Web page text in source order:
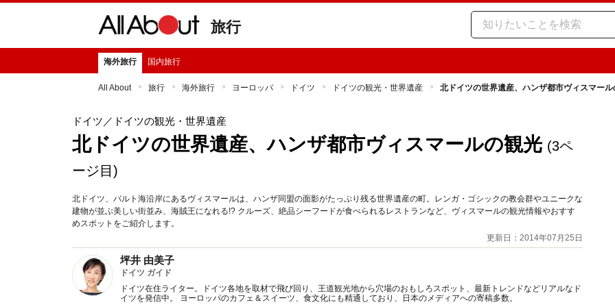
旅行
海外旅行 国内旅行
All About 旅行 海外旅行 ヨーロッパ ドイツ ドイツの観光・世界遺産 北ドイツの世界遺産、ハンザ都市ヴィスマール
ドイツ ／ドイツの観光・世界遺産
北ドイツの世界遺産、ハンザ都市ヴィスマールの観光 (3ペ
ージ目)
北ドイツ、バルト海沿岸にあるヴィスマールは、ハンザ同盟の面影がたっぷり残る世界遺産の町。レンガ・ゴシックの教会群やユニークな
建物が並ぶ美しい街並み、海賊王になれる!? クルーズ、絶品シーフードが食べられるレストランなど、ヴィスマールの観光情報やおすす
めスポットをご紹介します。
更新日：2014年07月25日
坪井 由美子
ドイツ ガイド
ドイツ在住ライター。ドイツ各地を取材で飛び回り、王道観光地から穴場のおもしろスポット、最新トレンドなどリアルなド
イツを発信中。 ヨーロッパのカフェ＆スイーツ、食文化にも精通しており、日本のメディアへの寄稿多数。